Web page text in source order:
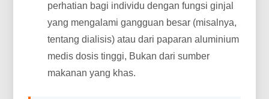
perhatian bagi individu dengan fungsi ginjal
yang mengalami gangguan besar (misalnya,
tentang dialisis) atau dari paparan aluminium
medis dosis tinggi, Bukan dari sumber
makanan yang khas.